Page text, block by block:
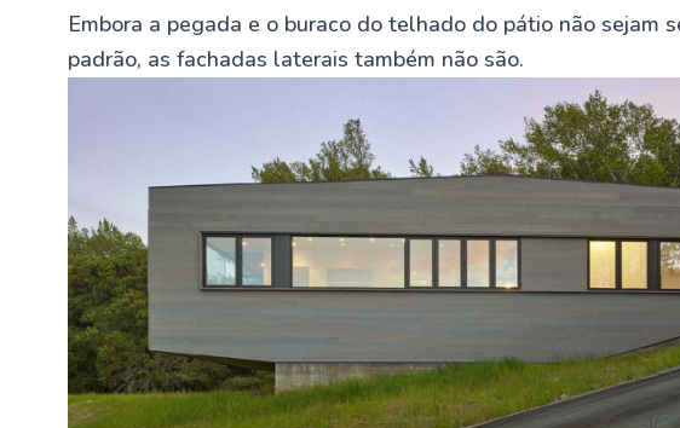
Embora a pegada e o buraco do telhado do pátio não sejam
padrão, as fachadas laterais também não são.